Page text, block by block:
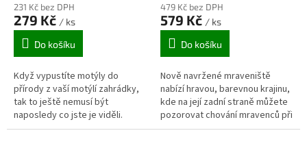
231 Kč bez DPH
279 Kč / ks
Do košíku
Když vypustíte motýly do
přírody z vaší motýlí zahrádky,
tak to ještě nemusí být
naposledy co jste je viděli.
Motýli mají tendenci vracet se
479 Kč bez DPH
579 Kč / ks
Do košíku
Nově navržené mraveniště
nabízí hravou, barevnou krajinu,
kde na její zadní straně můžete
pozorovat chování mravenců při
hloubení tunelů, komor a skrýší